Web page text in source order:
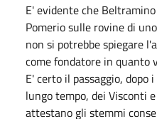
E' evidente che
Pomerio sulle rovine di
non si potrebbe spiegare
come fondatore in quanto
E' certo il passaggio,
lungo tempo, dei Visconti
attestano gli stemmi